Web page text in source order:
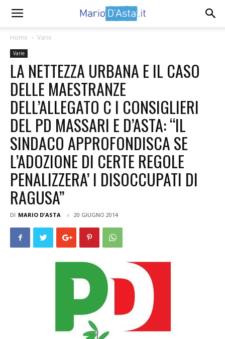
Home Varie
Varie
LA NETTEZZA URBANA E IL CASO
DELLE MAESTRANZE
DELL’ALLEGATO C I CONSIGLIERI
DEL PD MASSARI E D’ASTA: “IL
SINDACO APPROFONDISCA SE
L’ADOZIONE DI CERTE REGOLE
PENALIZZERA’ I DISOCCUPATI DI
RAGUSA”
DI MARIO D'ASTA 20 GIUGNO 2014